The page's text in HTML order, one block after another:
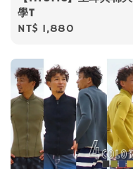
學T
Regular
NT$ 1,880